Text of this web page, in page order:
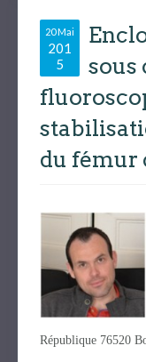
20 Mai
201
5
sous
du fémur
République 76520